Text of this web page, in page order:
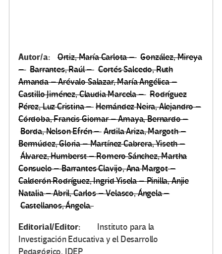
Autor/a: Ortiz, María Carlota – González, Mireya
– Barrantes, Raúl – Cortés Salcedo, Ruth
Amanda –Arévalo Salazar, María Angélica –
Castillo Jiménez, Claudia Marcela – Rodríguez
Pérez, Luz Cristina –Hernández Neira, Alejandro –
Córdoba, Francis Giomar –Amaya, Bernardo –
Borda, Nelson Efrén –Ardila Ariza, Margoth –
Bermúdez, Gloria –Martínez Cabrera, Yiseth –
Álvarez, Humberst –Romero Sánchez, Martha
Consuelo –Barrantes Clavijo, Ana Margot –
Calderón Rodríguez, Ingrid Yisela –Pinilla, Anjie
Natalia –Abril, Carlos –Velasco, Ángela –
Castellanos, Ángela.
Editorial/Editor:Instituto para la
Investigación Educativa y el Desarrollo